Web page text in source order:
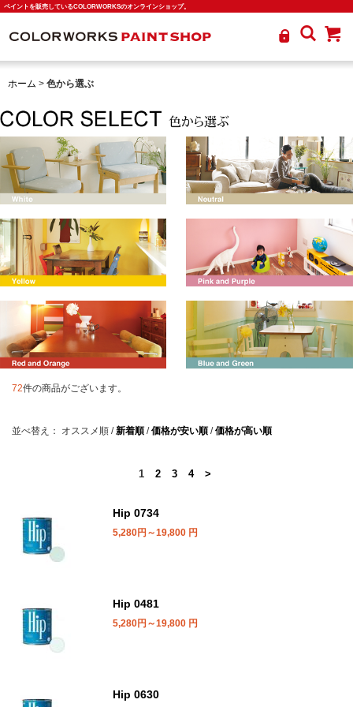
ペイントを販売しているCOLORWORKSのオンラインショップ。
ホーム > 色から選ぶ
72件の商品がございます。
並べ替え： オススメ順 /新着順 /価格が安い順 /価格が高い順
1 2 3 4 >
Hip 0734
5,280円～19,800 円
Hip 0481
5,280円～19,800 円
Hip 0630